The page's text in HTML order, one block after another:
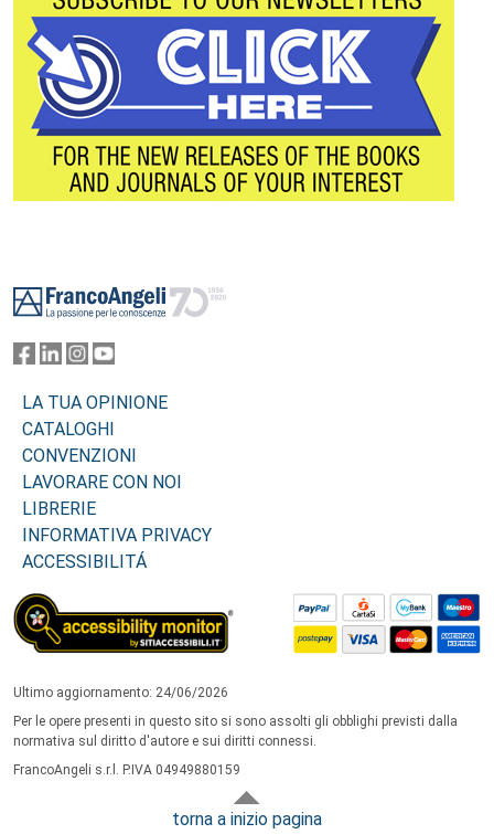
LA TUA OPINIONE
CATALOGHI
CONVENZIONI
LAVORARE CON NOI
LIBRERIE
INFORMATIVA PRIVACY
ACCESSIBILITÁ
Ultimo aggiornamento: 24/06/2026
Per le opere presenti in questo sito si sono assolti gli obblighi previsti dalla
normativa sul diritto d'autore e sui diritti connessi.
FrancoAngeli s.r.l. P.IVA 04949880159
torna a inizio pagina